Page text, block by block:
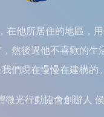
在他所居住的地區，
然後過他不喜歡的生
我們現在慢慢在建構的
微光行動協會創辦人